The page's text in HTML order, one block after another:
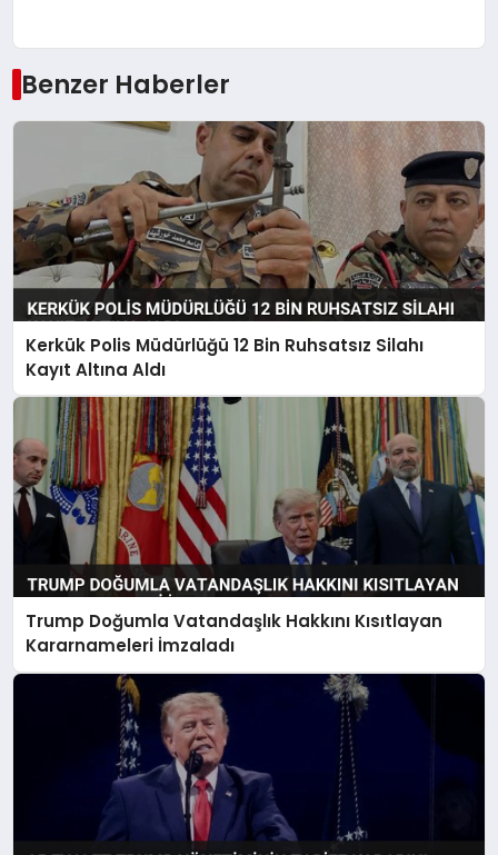
Benzer Haberler
Kerkük Polis Müdürlüğü 12 Bin Ruhsatsız Silahı
Kayıt Altına Aldı
Trump Doğumla Vatandaşlık Hakkını Kısıtlayan
Kararnameleri İmzaladı